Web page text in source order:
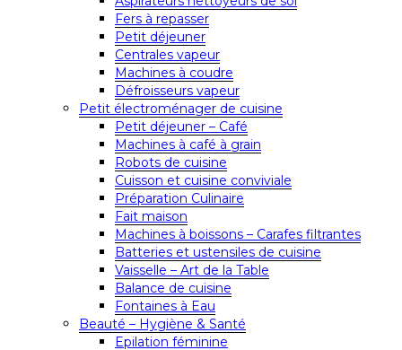
Fers à repasser
Petit déjeuner
Centrales vapeur
Machines à coudre
Défroisseurs vapeur
Petit électroménager de cuisine
Petit déjeuner – Café
Machines à café à grain
Robots de cuisine
Cuisson et cuisine conviviale
Préparation Culinaire
Fait maison
Machines à boissons – Carafes filtrantes
Batteries et ustensiles de cuisine
Vaisselle – Art de la Table
Balance de cuisine
Fontaines à Eau
Beauté – Hygiène & Santé
Epilation féminine